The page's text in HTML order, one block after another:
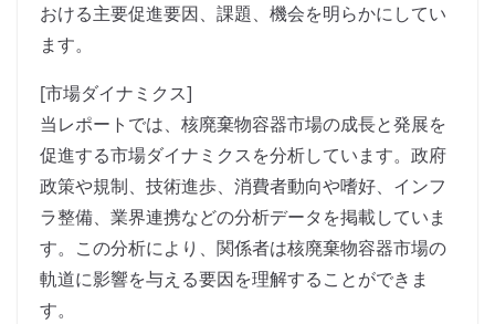
おける主要促進要因、課題、機会を明らかにしてい
ます。
[市場ダイナミクス]
当レポートでは、核廃棄物容器市場の成長と発展を
促進する市場ダイナミクスを分析しています。政府
政策や規制、技術進歩、消費者動向や嗜好、インフ
ラ整備、業界連携などの分析データを掲載していま
す。この分析により、関係者は核廃棄物容器市場の
軌道に影響を与える要因を理解することができま
す。